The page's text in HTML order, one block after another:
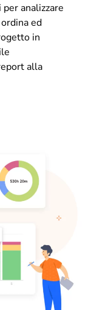
analizzare
ed
in
alla